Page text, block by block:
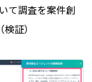
て調査を案件創
証）